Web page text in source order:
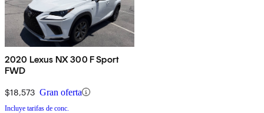
2020 Lexus NX 300 F Sport
FWD
$18,573 Gran oferta
Incluye tarifas de conc.